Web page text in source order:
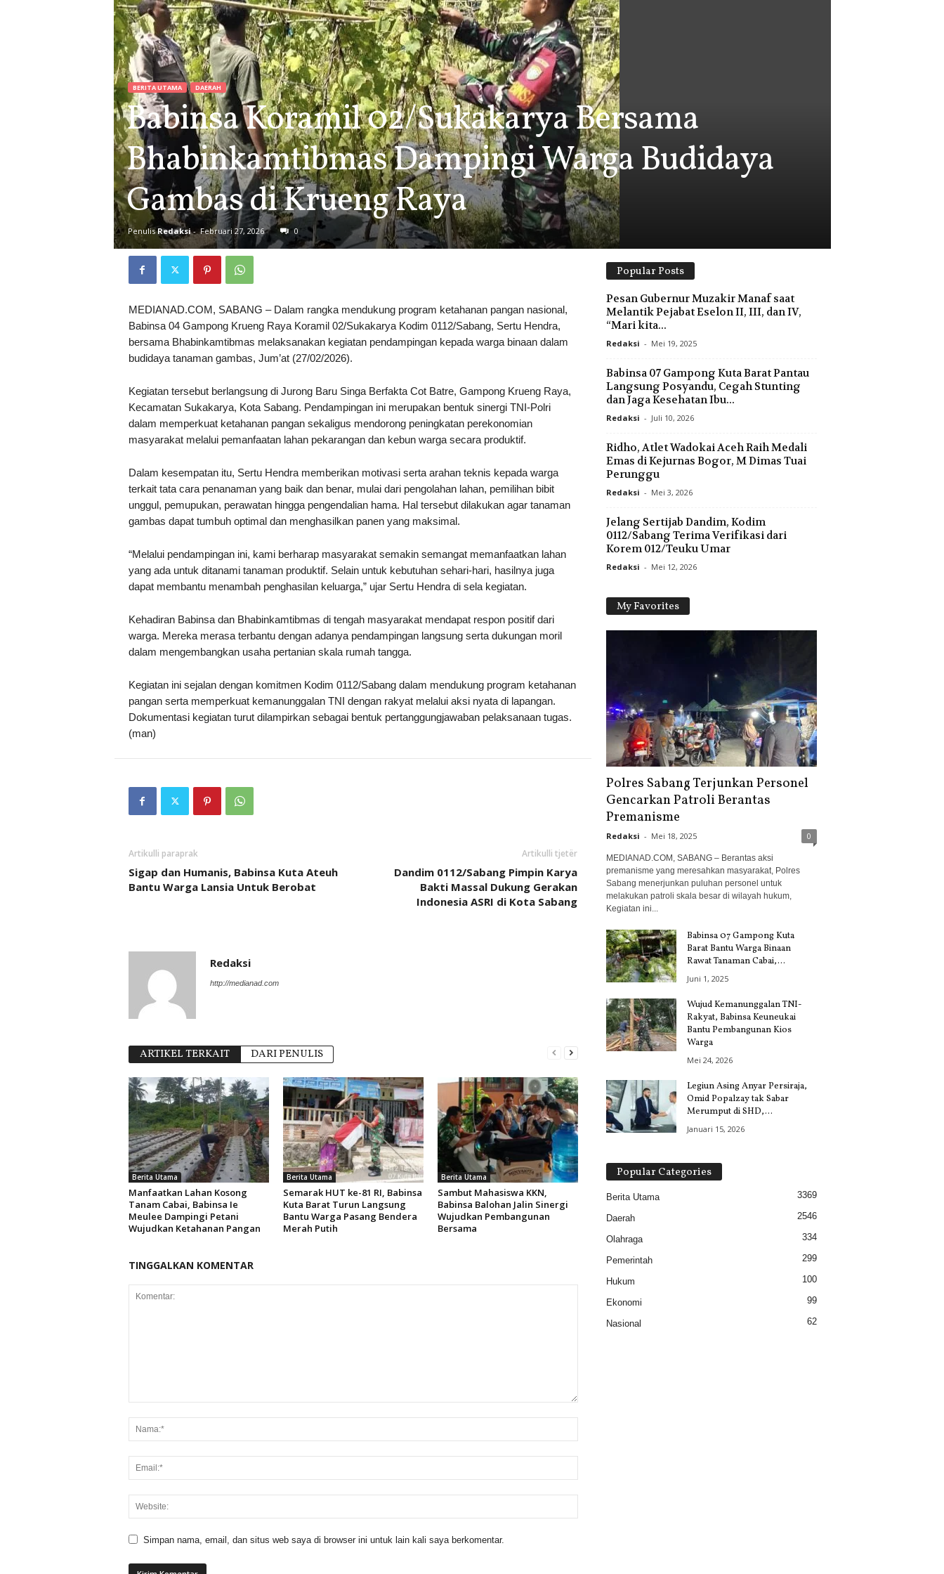
BERITA UTAMA DAERAH
Babinsa Koramil 02/Sukakarya Bersama
Bhabinkamtibmas Dampingi Warga Budidaya
Gambas di Krueng Raya
Penulis Redaksi- Februari 27, 2026 0
MEDIANAD.COM, SABANG – Dalam rangka mendukung program ketahanan pangan nasional,
Babinsa 04 Gampong Krueng Raya Koramil 02/Sukakarya Kodim 0112/Sabang, Sertu Hendra,
bersama Bhabinkamtibmas melaksanakan kegiatan pendampingan kepada warga binaan dalam
budidaya tanaman gambas, Jum’at (27/02/2026).
Kegiatan tersebut berlangsung di Jurong Baru Singa Berfakta Cot Batre, Gampong Krueng Raya,
Kecamatan Sukakarya, Kota Sabang. Pendampingan ini merupakan bentuk sinergi TNI-Polri
dalam memperkuat ketahanan pangan sekaligus mendorong peningkatan perekonomian
masyarakat melalui pemanfaatan lahan pekarangan dan kebun warga secara produktif.
Dalam kesempatan itu, Sertu Hendra memberikan motivasi serta arahan teknis kepada warga
terkait tata cara penanaman yang baik dan benar, mulai dari pengolahan lahan, pemilihan bibit
unggul, pemupukan, perawatan hingga pengendalian hama. Hal tersebut dilakukan agar tanaman
gambas dapat tumbuh optimal dan menghasilkan panen yang maksimal.
“Melalui pendampingan ini, kami berharap masyarakat semakin semangat memanfaatkan lahan
yang ada untuk ditanami tanaman produktif. Selain untuk kebutuhan sehari-hari, hasilnya juga
dapat membantu menambah penghasilan keluarga,” ujar Sertu Hendra di sela kegiatan.
Kehadiran Babinsa dan Bhabinkamtibmas di tengah masyarakat mendapat respon positif dari
warga. Mereka merasa terbantu dengan adanya pendampingan langsung serta dukungan moril
dalam mengembangkan usaha pertanian skala rumah tangga.
Kegiatan ini sejalan dengan komitmen Kodim 0112/Sabang dalam mendukung program ketahanan
pangan serta memperkuat kemanunggalan TNI dengan rakyat melalui aksi nyata di lapangan.
Dokumentasi kegiatan turut dilampirkan sebagai bentuk pertanggungjawaban pelaksanaan tugas.
(man)
Artikulli paraprak
Sigap dan Humanis, Babinsa Kuta Ateuh
Bantu Warga Lansia Untuk Berobat
Artikulli tjetër
Dandim 0112/Sabang Pimpin Karya
Bakti Massal Dukung Gerakan
Indonesia ASRI di Kota Sabang
Redaksi
http://medianad.com
ARTIKEL TERKAIT DARI PENULIS
Berita Utama
Manfaatkan Lahan Kosong
Tanam Cabai, Babinsa Ie
Meulee Dampingi Petani
Wujudkan Ketahanan Pangan
Berita Utama
Semarak HUT ke-81 RI, Babinsa
Kuta Barat Turun Langsung
Bantu Warga Pasang Bendera
Merah Putih
Berita Utama
Sambut Mahasiswa KKN,
Babinsa Balohan Jalin Sinergi
Wujudkan Pembangunan
Bersama
TINGGALKAN KOMENTAR
Simpan nama, email, dan situs web saya di browser ini untuk lain kali saya berkomentar.
Popular Posts
Pesan Gubernur Muzakir Manaf saat
Melantik Pejabat Eselon II, III, dan IV,
“Mari kita...
Redaksi - Mei 19, 2025
Babinsa 07 Gampong Kuta Barat Pantau
Langsung Posyandu, Cegah Stunting
dan Jaga Kesehatan Ibu...
Redaksi - Juli 10, 2026
Ridho, Atlet Wadokai Aceh Raih Medali
Emas di Kejurnas Bogor, M Dimas Tuai
Perunggu
Redaksi - Mei 3, 2026
Jelang Sertijab Dandim, Kodim
0112/Sabang Terima Verifikasi dari
Korem 012/Teuku Umar
Redaksi - Mei 12, 2026
My Favorites
Polres Sabang Terjunkan Personel
Gencarkan Patroli Berantas
Premanisme
Redaksi - Mei 18, 2025 0
MEDIANAD.COM, SABANG – Berantas aksi
premanisme yang meresahkan masyarakat, Polres
Sabang menerjunkan puluhan personel untuk
melakukan patroli skala besar di wilayah hukum,
Kegiatan ini...
Babinsa 07 Gampong Kuta
Barat Bantu Warga Binaan
Rawat Tanaman Cabai,...
Juni 1, 2025
Wujud Kemanunggalan TNI-
Rakyat, Babinsa Keuneukai
Bantu Pembangunan Kios
Warga
Mei 24, 2026
Legiun Asing Anyar Persiraja,
Omid Popalzay tak Sabar
Merumput di SHD,...
Januari 15, 2026
Popular Categories
Berita Utama 3369
Daerah 2546
Olahraga 334
Pemerintah 299
Hukum 100
Ekonomi 99
Nasional 62